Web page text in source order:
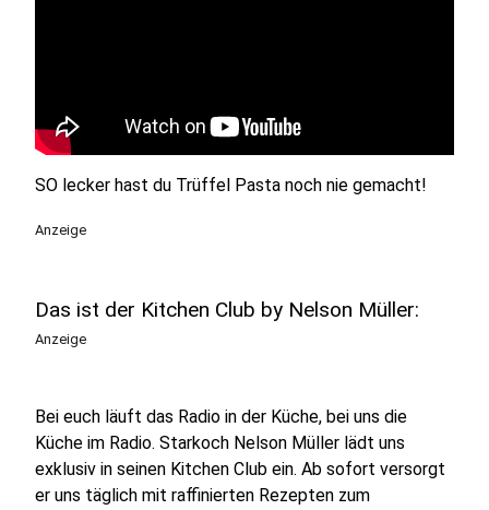
SO lecker hast du Trüffel Pasta noch nie gemacht!
Anzeige
Das ist der Kitchen Club by Nelson Müller:
Anzeige
Bei euch läuft das Radio in der Küche, bei uns die
Küche im Radio. Starkoch Nelson Müller lädt uns
exklusiv in seinen Kitchen Club ein. Ab sofort versorgt
er uns täglich mit raffinierten Rezepten zum